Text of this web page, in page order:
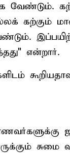
வேண்டும்.
என்றார்.